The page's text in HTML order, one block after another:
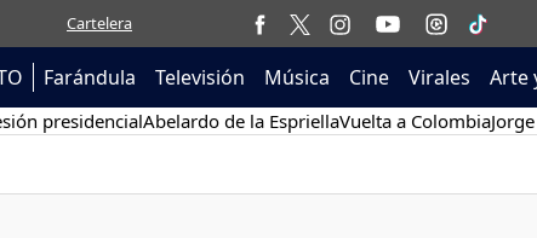
Cartelera
Farándula Televisión Música Cine Virales Arte
presidencialAbelardo de la EspriellaVuelta a Colombia